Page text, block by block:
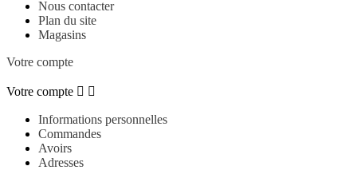
Nous contacter
Plan du site
Magasins
Votre compte
Votre compte  
Informations personnelles
Commandes
Avoirs
Adresses